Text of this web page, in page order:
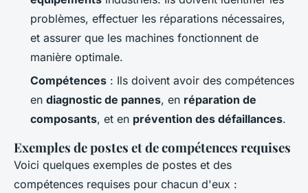
problèmes, effectuer les réparations nécessaires,
et assurer que les machines fonctionnent de
manière optimale.
Compétences : Ils doivent avoir des compétences
en diagnostic de pannes, en réparation de
composants, et en prévention des défaillances.
Exemples de postes et de compétences requises
Voici quelques exemples de postes et des
compétences requises pour chacun d'eux :